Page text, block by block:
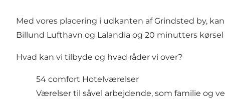
Med vores placering i udkanten af Grindsted by,
Billund Lufthavn og Lalandia og 20 minutters kørsel
Hvad kan vi tilbyde og hvad råder vi over?
54 comfort Hotelværelser
Værelser til såvel arbejdende, som familie og